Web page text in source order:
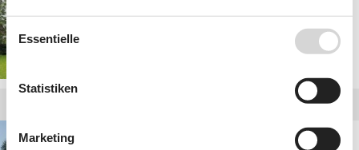
Essentielle
Statistiken
Marketing